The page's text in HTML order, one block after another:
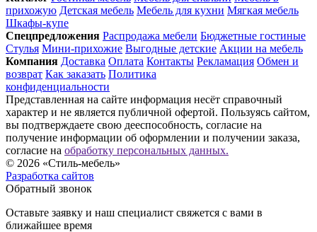
прихожую Детская мебель Мебель для кухни Мягкая мебель
Шкафы-купе
Спец­предложения Распродажа мебели Бюджетные гостиные
Стулья Мини-прихожие Выгодные детские Акции на мебель
Компания Доставка Оплата Контакты Рекламация Обмен и
возврат Как заказать Политика
конфиденциальности
Представленная на сайте информация несёт справочный
характер и не является публичной офертой. Пользуясь сайтом,
вы подтверждаете свою дееспособность, согласие на
получение информации об оформлении и получении заказа,
согласие на обработку персональных данных.
© 2026 «Стиль-мебель»
Разработка сайтов
Обратный звонок
Оставьте заявку и наш специалист свяжется с вами в
ближайшее время